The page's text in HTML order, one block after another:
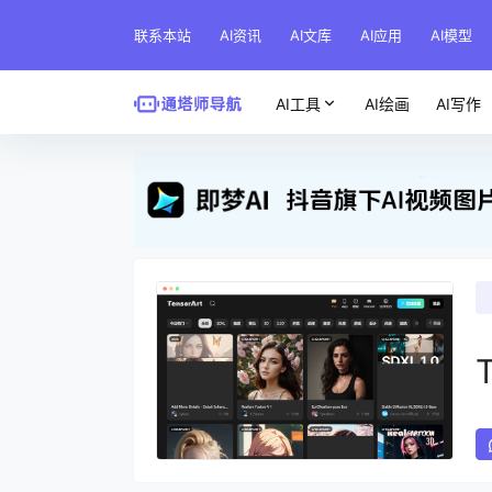
联系本站 AI资讯 AI文库 AI应用 AI模型
AI工具 AI绘画 AI写作